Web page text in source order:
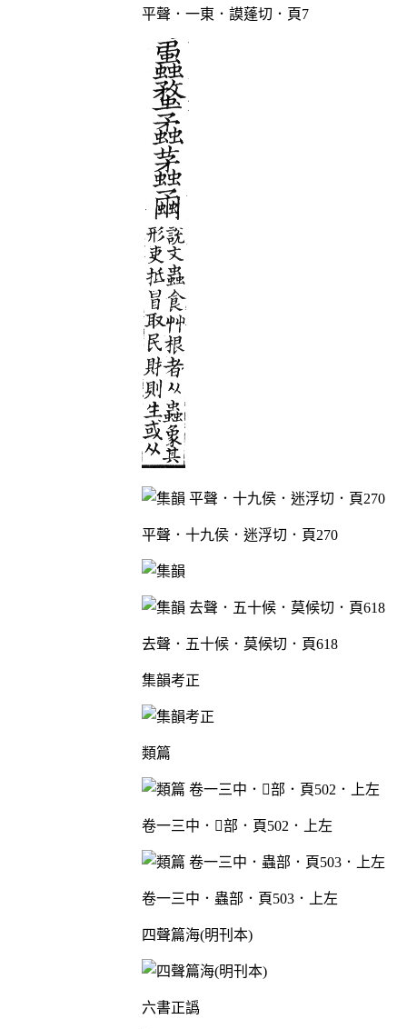
平聲．一東．謨蓬切．頁7
平聲．十九侯．迷浮切．頁270
去聲．五十候．莫候切．頁618
集韻考正
類篇
卷一三中．部．頁502．上左
卷一三中．蟲部．頁503．上左
四聲篇海(明刊本)
六書正譌